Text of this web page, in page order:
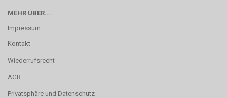
MEHR ÜBER...
Impressum
Kontakt
Wiederrufsrecht
AGB
Privatsphäre und Datenschutz